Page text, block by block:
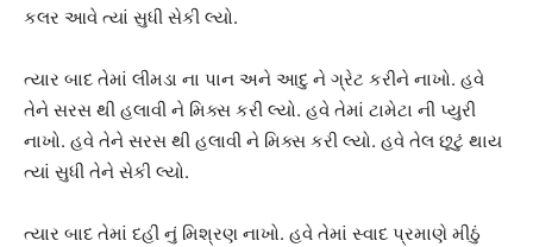
કલર આવે ત્યાં સુધી સેકી લ્યો.
ત્યાર બાદ તેમાં લીમડા ના પાન અને આદુ ને ગ્રેટ કરીને નાખો. હવે
તેને સરસ થી હલાવી ને મિક્સ કરી લ્યો. હવે તેમાં ટામેટા ની પ્યુરી
નાખો. હવે તેને સરસ થી હલાવી ને મિક્સ કરી લ્યો. હવે તેલ છૂટું થાય
ત્યાં સુધી તેને સેકી લ્યો.
ત્યાર બાદ તેમાં દહી નું મિશ્રણ નાખો. હવે તેમાં સ્વાદ પ્રમાણે મીઠું